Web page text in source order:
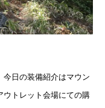
今日の装備紹介はマウン
ウトレット会場にての購